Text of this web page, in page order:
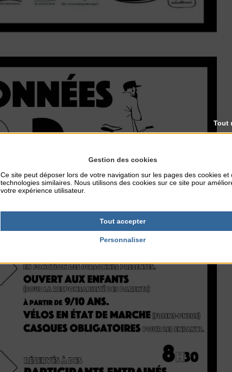
Gestion des cookies
Ce site peut déposer lors de votre navigation sur les pages des cookies et
technologies similaires. Nous utilisons des cookies sur ce site pour
votre expérience utilisateur.
Tout accepter
Tout
Personnaliser